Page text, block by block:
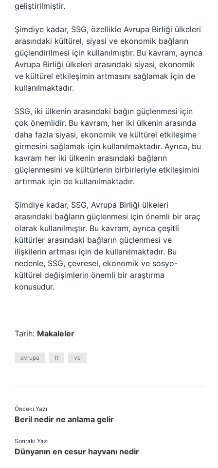
geliştirilmiştir.
Şimdiye kadar, SSG, özellikle Avrupa Birliği ülkeleri
arasındaki kültürel, siyasi ve ekonomik bağların
güçlendirilmesi için kullanılmıştır. Bu kavram, ayrıca
Avrupa Birliği ülkeleri arasındaki siyasi, ekonomik
ve kültürel etkileşimin artmasını sağlamak için de
kullanılmaktadır.
SSG, iki ülkenin arasındaki bağın güçlenmesi için
çok önemlidir. Bu kavram, her iki ülkenin arasında
daha fazla siyasi, ekonomik ve kültürel etkileşime
girmesini sağlamak için kullanılmaktadır. Ayrıca, bu
kavram her iki ülkenin arasındaki bağların
güçlenmesini ve kültürlerin birbirleriyle etkileşimini
artırmak için de kullanılmaktadır.
Şimdiye kadar, SSG, Avrupa Birliği ülkeleri
arasındaki bağların güçlenmesi için önemli bir araç
olarak kullanılmıştır. Bu kavram, ayrıca çeşitli
kültürler arasındaki bağların güçlenmesi ve
ilişkilerin artması için de kullanılmaktadır. Bu
nedenle, SSG, çevresel, ekonomik ve sosyo-
kültürel değişimlerin önemli bir araştırma
konusudur.
Tarih: Makaleler
avrupa lt ve
Önceki Yazı
Beril nedir ne anlama gelir
Sonraki Yazı
Dünyanın en cesur hayvanı nedir